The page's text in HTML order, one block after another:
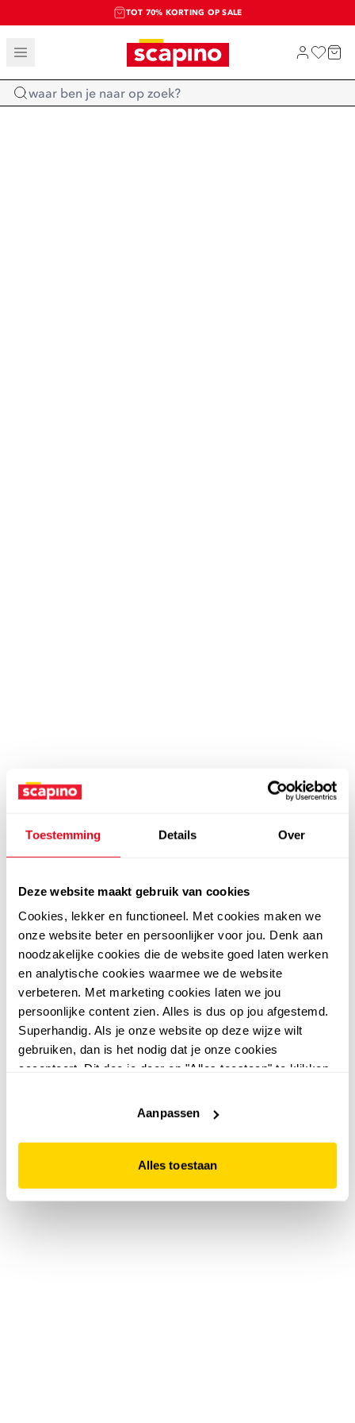
Toestemming Details Over
Deze website maakt gebruik van cookies
Cookies, lekker en functioneel. Met cookies maken we
onze website beter en persoonlijker voor jou. Denk aan
noodzakelijke cookies die de website goed laten werken
en analytische cookies waarmee we de website
verbeteren. Met marketing cookies laten we jou
persoonlijke content zien. Alles is dus op jou afgestemd.
Superhandig. Als je onze website op deze wijze wilt
gebruiken, dan is het nodig dat je onze cookies
accepteert. Dit doe je door op "Alles toestaan" te klikken.
website niet optimaal functioneert.
Aanpassen
Alles toestaan
TOT 70% KORTING OP SALE
SALE: LAATSTE KANS!
SHOP NIEUW
Home